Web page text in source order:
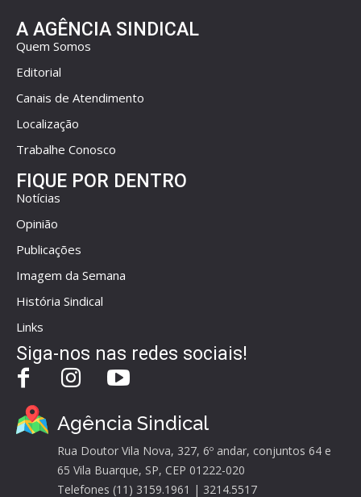
A AGÊNCIA SINDICAL
Quem Somos
Editorial
Canais de Atendimento
Localização
Trabalhe Conosco
FIQUE POR DENTRO
Notícias
Opinião
Publicações
Imagem da Semana
História Sindical
Links
Siga-nos nas redes sociais!
Agência Sindical
Rua Doutor Vila Nova, 327, 6º andar, conjuntos 64 e
65 Vila Buarque, SP, CEP 01222-020
Telefones (11) 3159.1961 | 3214.5517